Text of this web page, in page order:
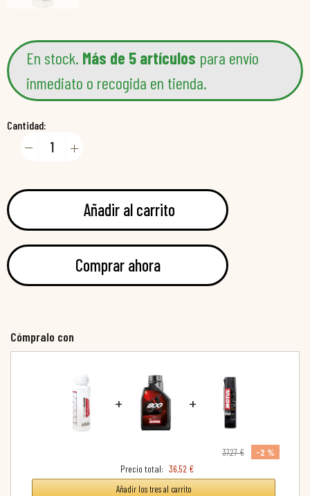
En stock. Más de 5 artículos para envío
inmediato o recogida en tienda.
Cantidad:
Añadir al carrito
Comprar ahora
Cómpralo con
+ +
37,27 €
-2 %
Precio total: 36,52 €
Añadir los tres al carrito